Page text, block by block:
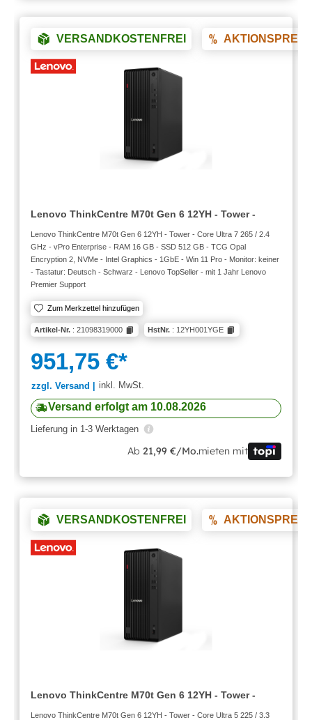
VERSANDKOSTENFREI AKTIONSPREIS
Lenovo ThinkCentre M70t Gen 6 12YH - Tower -
Lenovo ThinkCentre M70t Gen 6 12YH - Tower - Core Ultra 7 265 / 2.4
GHz - vPro Enterprise - RAM 16 GB - SSD 512 GB - TCG Opal
Encryption 2, NVMe - Intel Graphics - 1GbE - Win 11 Pro - Monitor: keiner
- Tastatur: Deutsch - Schwarz - Lenovo TopSeller - mit 1 Jahr Lenovo
Premier Support
Zum Merkzettel hinzufügen
Artikel-Nr. : 21098319000 HstNr. : 12YH001YGE
951,75 €*
zzgl. Versand | inkl. MwSt.
Versand erfolgt am 10.08.2026
Lieferung in 1-3 Werktagen
Ab 21,99 €/Mo.mieten mit
VERSANDKOSTENFREI AKTIONSPREIS
Lenovo ThinkCentre M70t Gen 6 12YH - Tower -
Lenovo ThinkCentre M70t Gen 6 12YH - Tower - Core Ultra 5 225 / 3.3